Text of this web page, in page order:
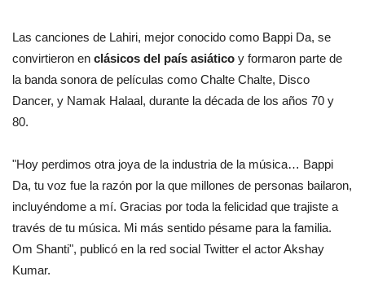
Las canciones de Lahiri, mejor conocido como Bappi Da, se
convirtieron en clásicos del país asiático y formaron parte de
la banda sonora de películas como Chalte Chalte, Disco
Dancer, y Namak Halaal, durante la década de los años 70 y
80.
"Hoy perdimos otra joya de la industria de la música… Bappi
Da, tu voz fue la razón por la que millones de personas bailaron,
incluyéndome a mí. Gracias por toda la felicidad que trajiste a
través de tu música. Mi más sentido pésame para la familia.
Om Shanti", publicó en la red social Twitter el actor Akshay
Kumar.